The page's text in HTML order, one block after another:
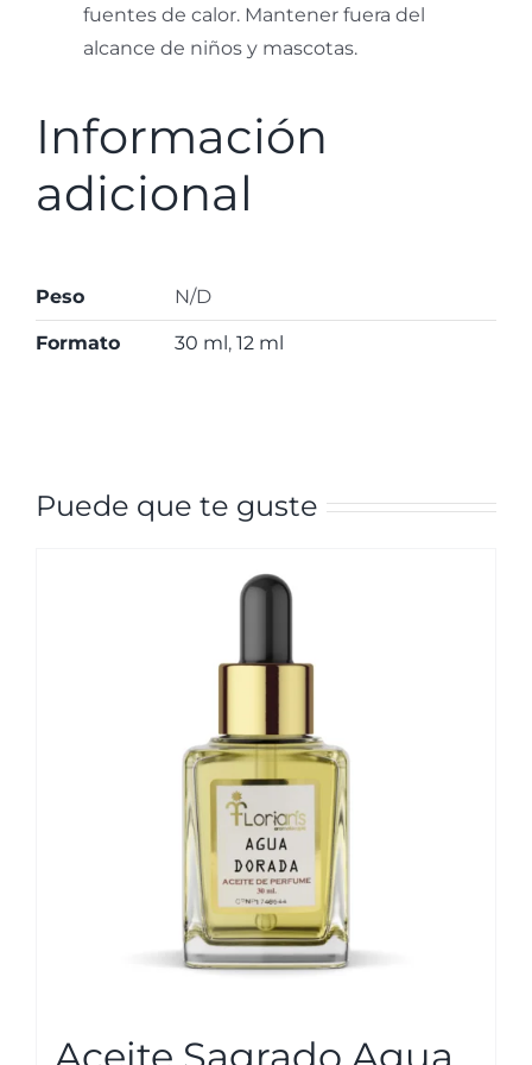
fuentes de calor. Mantener fuera del
alcance de niños y mascotas.
Información
adicional
Peso N/D
Formato 30 ml , 12 ml
Puede que te guste